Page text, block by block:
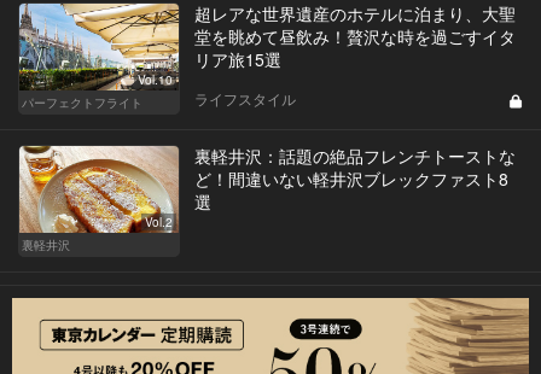
Vol.10
パーフェクトフライト
超レアな世界遺産のホテルに泊まり、大聖
堂を眺めて昼飲み！贅沢な時を過ごすイタ
リア旅15選
ライフスタイル
Vol.2
裏軽井沢
裏軽井沢：話題の絶品フレンチトーストな
ど！間違いない軽井沢ブレックファスト8
選